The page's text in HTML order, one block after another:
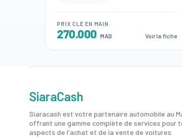
PRIX CLÉ EN MAIN
270.000 MAD Voir la fiche
SiaraCash
Siaracash est votre partenaire automobile au
offrant une gamme complète de services pour
aspects de l'achat et de la vente de voitures.